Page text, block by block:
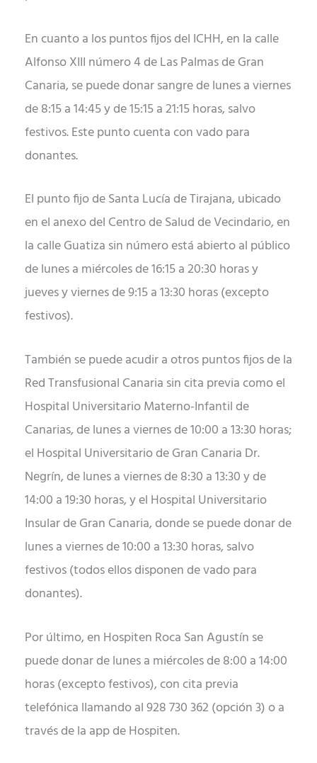
En cuanto a los puntos fijos del ICHH, en la calle
Alfonso XIII número 4 de Las Palmas de Gran
Canaria, se puede donar sangre de lunes a viernes
de 8:15 a 14:45 y de 15:15 a 21:15 horas, salvo
festivos. Este punto cuenta con vado para
donantes.
El punto fijo de Santa Lucía de Tirajana, ubicado
en el anexo del Centro de Salud de Vecindario, en
la calle Guatiza sin número está abierto al público
de lunes a miércoles de 16:15 a 20:30 horas y
jueves y viernes de 9:15 a 13:30 horas (excepto
festivos).
También se puede acudir a otros puntos fijos de la
Red Transfusional Canaria sin cita previa como el
Hospital Universitario Materno-Infantil de
Canarias, de lunes a viernes de 10:00 a 13:30 horas;
el Hospital Universitario de Gran Canaria Dr.
Negrín, de lunes a viernes de 8:30 a 13:30 y de
14:00 a 19:30 horas, y el Hospital Universitario
Insular de Gran Canaria, donde se puede donar de
lunes a viernes de 10:00 a 13:30 horas, salvo
festivos (todos ellos disponen de vado para
donantes).
Por último, en Hospiten Roca San Agustín se
puede donar de lunes a miércoles de 8:00 a 14:00
horas (excepto festivos), con cita previa
telefónica llamando al 928 730 362 (opción 3) o a
través de la app de Hospiten.